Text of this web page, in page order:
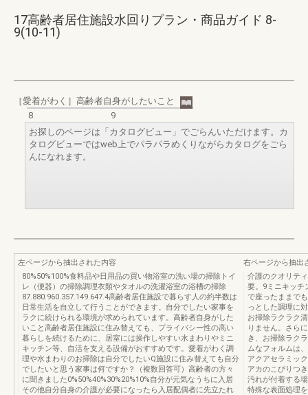
17高齢者居住施設水回りプラン・商品ガイド 8-
9(10-11)
［愛着がわく］高齢者自身がしたいこと
8
9
お探しのページは「カタログビュー」でごらんいただけます。カ
タログビューではweb上でパラパラめくりながらカタログをごら
んになれます。
左ページから抽出された内容
80%50%100%食料品や日用品の買い物浴室の洗い場の掃除トイ
レ（便器）の掃除調理衣類やタオルの洗濯浴室の浴槽の掃除
87.880.960.357.149.647.4高齢者居住施設で暮らす人の約半数は
日常生活を自立して行うことができます。自分でしたい家事を
ラクに続けられる環境が求められています。高齢者自身がした
いこと高齢者居住施設に住み替えても、プライバシー性の高い
暮らしを続けるために、居室には操作しやすい水まわりやミニ
キッチン等、自活を支える設備がおすすめです。愛着がわく調
理や水まわりのお掃除は自分でしたいQ施設に住み替えても自分
でしたいと思う家事は何ですか？（複数回答可）高齢者の方々
に聞きました0%50%40%30%20%10%自分が元気なうちに入居
その他自分自身の介護が必要になったら入居配偶者に先立たれ
右ページから抽出
介護のクオリテ
要。9ミニキッチ
で座ったままで
っとした調理に
お掃除ラクラク
りません。さら
き、お掃除ラク
ムなフォルムは
アクアセラミッ
アカのこびりつ
汚れが付着する
特殊な表面処理